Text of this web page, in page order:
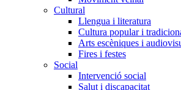
Cultural
Llengua i literatura
Cultura popular i
Arts escèniques i
Fires i festes
Social
Intervenció social
Salut i discapacitat